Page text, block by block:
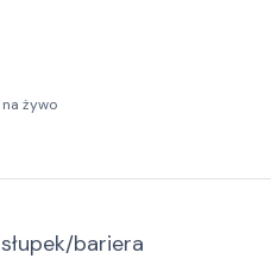
żywo
bariera